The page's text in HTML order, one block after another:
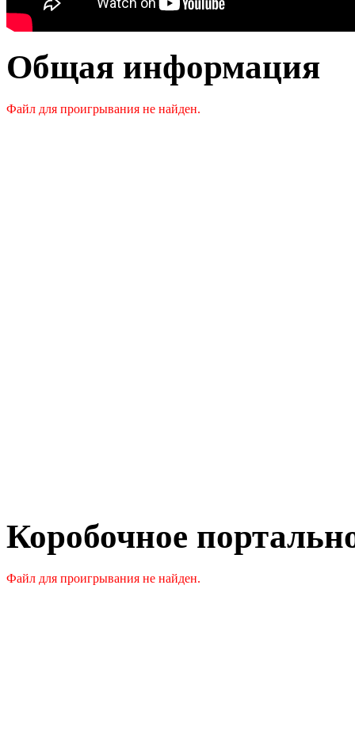
Общая информация
Файл для проигрывания не найден.
Коробочное
Файл для проигрывания не найден.